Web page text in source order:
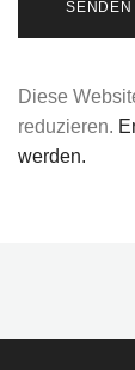
Diese
reduzieren.
werden.